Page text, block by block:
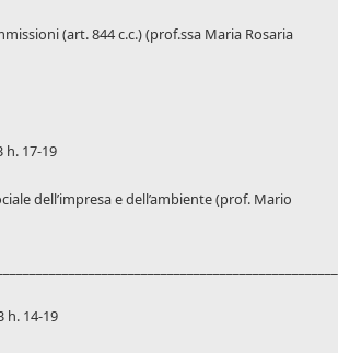
(art. 844 c.c.) (prof.ssa Maria Rosaria
h. 17-19
dell’impresa e dell’ambiente (prof. Mario
h. 14-19